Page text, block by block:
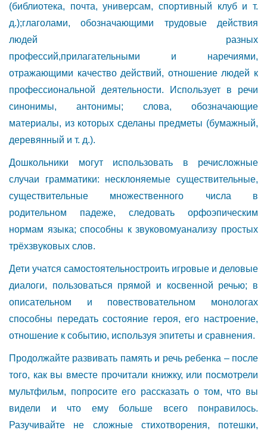
(библиотека, почта, универсам, спортивный клуб и т.
д.);глаголами, обозначающими трудовые действия
людей разных
профессий,прилагательными и наречиями,
отражающими качество действий, отношение людей к
профессиональной деятельности. Использует в речи
синонимы, антонимы; слова, обозначающие
материалы, из которых сделаны предметы (бумажный,
деревянный и т. д.).
Дошкольники могут использовать в речисложные
случаи грамматики: несклоняемые существительные,
существительные множественного числа в
родительном падеже, следовать орфоэпическим
нормам языка; способны к звуковомуанализу простых
трёхзвуковых слов.
Дети учатся самостоятельностроить игровые и деловые
диалоги, пользоваться прямой и косвенной речью; в
описательном и повествовательном монологах
способны передать состояние героя, его настроение,
отношение к событию, используя эпитеты и сравнения.
Продолжайте развивать память и речь ребенка – после
того, как вы вместе прочитали книжку, или посмотрели
мультфильм, попросите его рассказать о том, что вы
видели и что ему больше всего понравилось.
Разучивайте не сложные стихотворения, потешки,